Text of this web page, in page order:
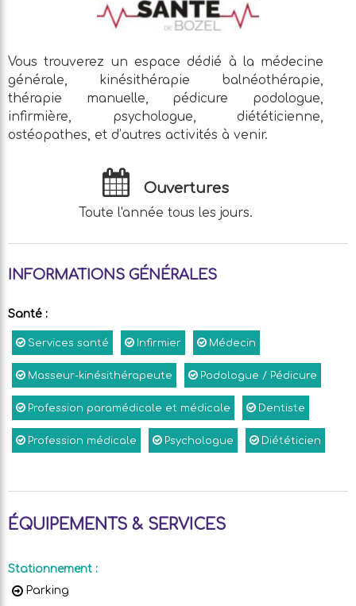
Vous trouverez un espace dédié à la médecine
générale, kinésithérapie balnéothérapie,
thérapie manuelle, pédicure podologue,
infirmière, psychologue, diététicienne,
ostéopathes, et d’autres activités à venir.
Ouvertures
Toute l'année tous les jours.
INFORMATIONS GÉNÉRALES
Santé :
Services santé Infirmier Médecin
Masseur-kinésithérapeute Podologue / Pédicure
Profession paramédicale et médicale Dentiste
Profession médicale Psychologue Diététicien
ÉQUIPEMENTS & SERVICES
Stationnement :
Parking